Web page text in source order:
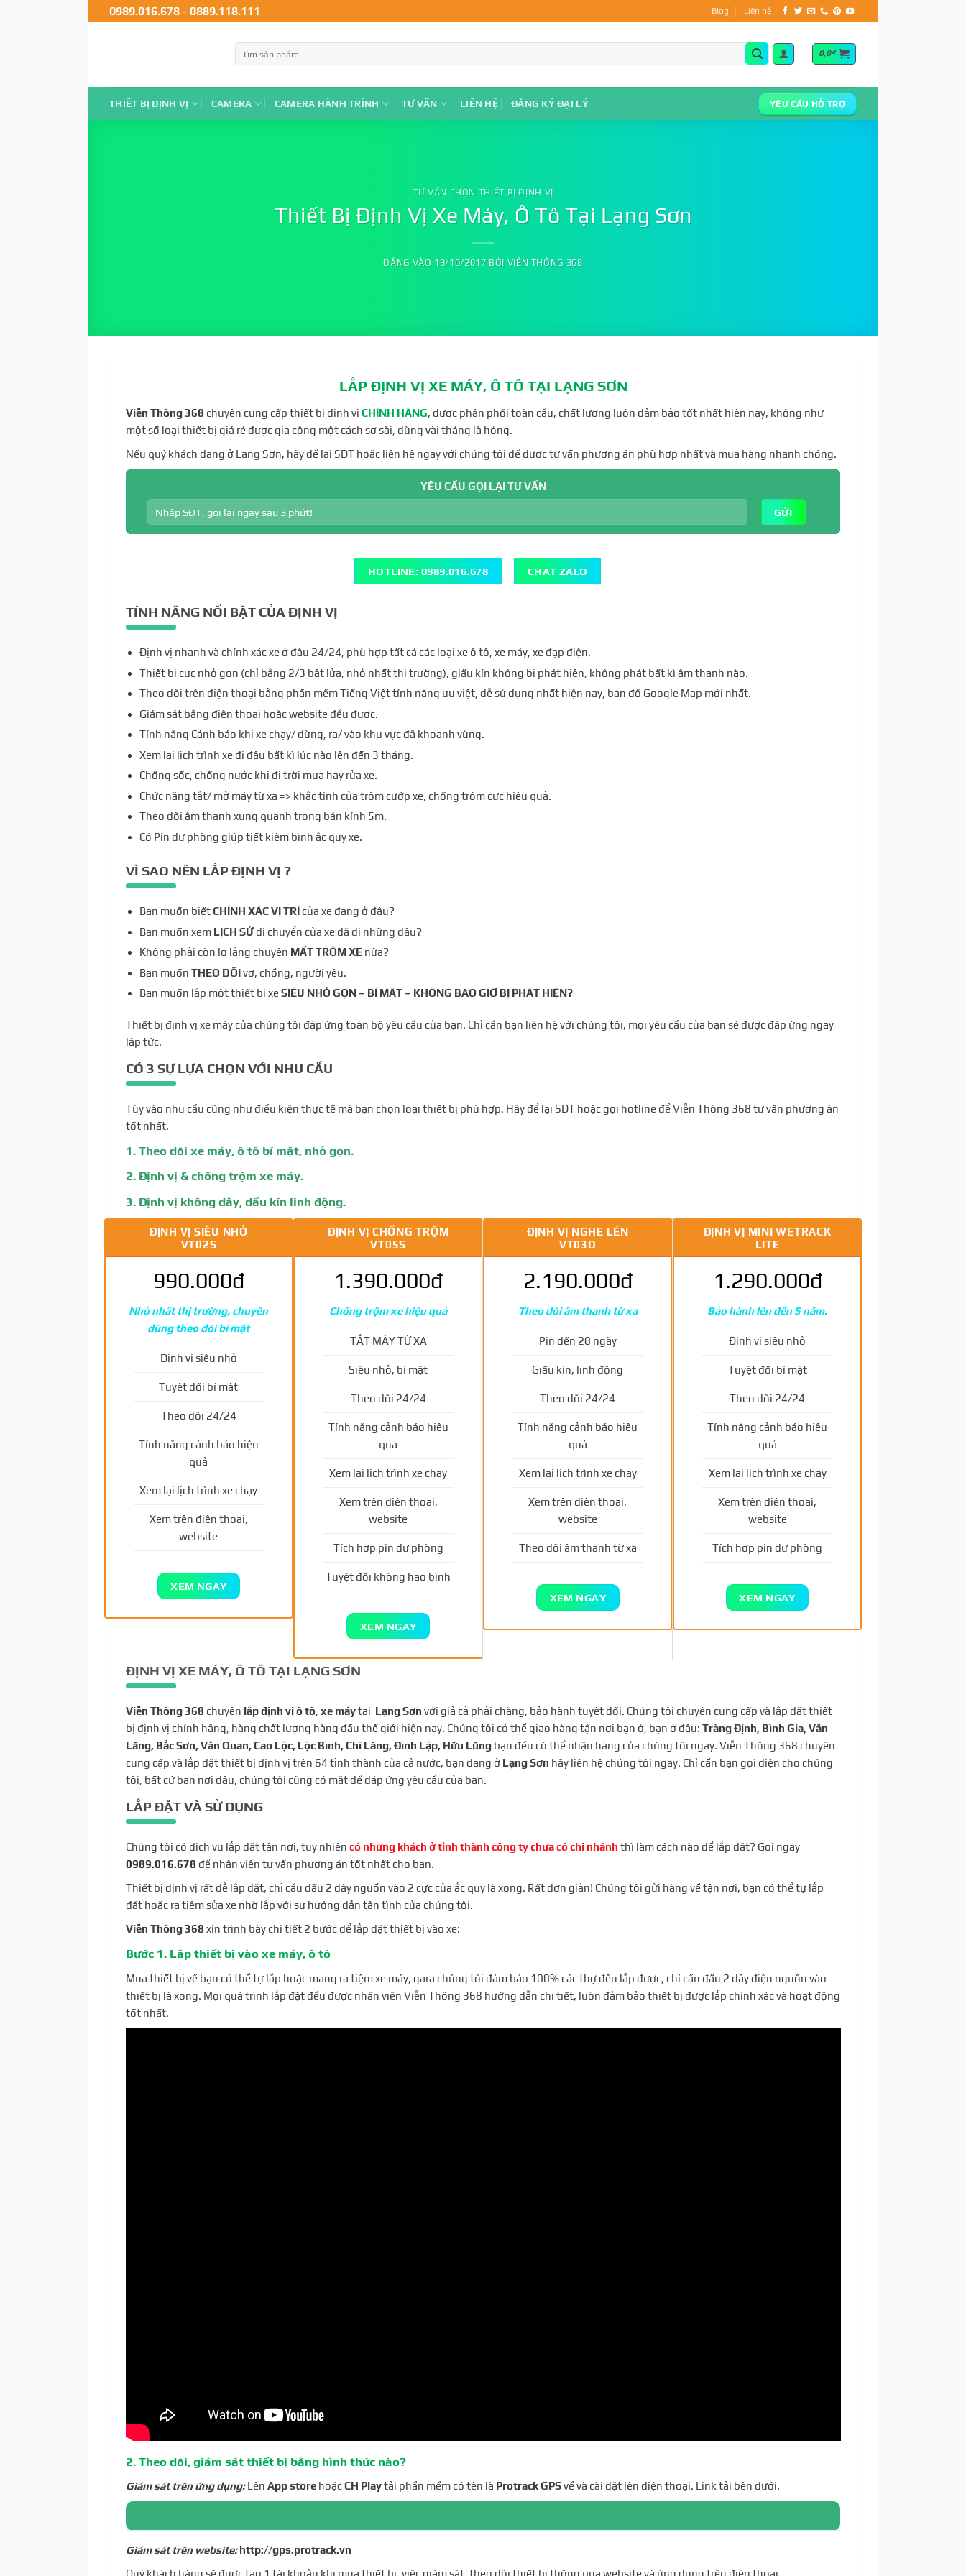
0989.016.678 - 0889.118.111 Blog Liên hệ
0,0₫
THIẾT BỊ ĐỊNH VỊ CAMERA CAMERA HÀNH TRÌNH TƯ VẤN LIÊN HỆ ĐĂNG KÝ ĐẠI LÝ YÊU CẦU HỖ TRỢ
TƯ VẤN CHỌN THIẾT BỊ ĐỊNH VỊ
Thiết Bị Định Vị Xe Máy, Ô Tô Tại Lạng Sơn
ĐĂNG VÀO 19/10/2017 BỞI VIỄN THÔNG 368
LẮP ĐỊNH VỊ XE MÁY, Ô TÔ TẠI LẠNG SƠN
Viễn Thông 368 chuyên cung cấp thiết bị định vị CHÍNH HÃNG, được phân phối toàn cầu, chất lượng luôn đảm bảo tốt nhất hiện nay, không như
một số loại thiết bị giá rẻ được gia công một cách sơ sài, dùng vài tháng là hỏng.
Nếu quý khách đang ở Lạng Sơn, hãy để lại SĐT hoặc liên hệ ngay với chúng tôi để được tư vấn phương án phù hợp nhất và mua hàng nhanh chóng.
YÊU CẦU GỌI LẠI TƯ VẤN
HOTLINE: 0989.016.678 CHAT ZALO
TÍNH NĂNG NỔI BẬT CỦA ĐỊNH VỊ
Định vị nhanh và chính xác xe ở đâu 24/24, phù hợp tất cả các loại xe ô tô, xe máy, xe đạp điện.
Thiết bị cực nhỏ gọn (chỉ bằng 2/3 bật lửa, nhỏ nhất thị trường), giấu kín không bị phát hiện, không phát bất kì âm thanh nào.
Theo dõi trên điện thoại bằng phần mềm Tiếng Việt tính năng ưu việt, dễ sử dụng nhất hiện nay, bản đồ Google Map mới nhất.
Giám sát bằng điện thoại hoặc website đều được.
Tính năng Cảnh báo khi xe chạy/ dừng, ra/ vào khu vực đã khoanh vùng.
Xem lại lịch trình xe đi đâu bất kì lúc nào lên đến 3 tháng.
Chống sốc, chống nước khi đi trời mưa hay rửa xe.
Chức năng tắt/ mở máy từ xa => khắc tinh của trộm cướp xe, chống trộm cực hiệu quả.
Theo dõi âm thanh xung quanh trong bán kính 5m.
Có Pin dự phòng giúp tiết kiệm bình ắc quy xe.
VÌ SAO NÊN LẮP ĐỊNH VỊ ?
Bạn muốn biếtCHÍNH XÁC VỊ TRÍ của xe đang ở đâu?
Bạn muốn xem LỊCH SỬdi chuyển của xe đã đi những đâu?
Không phải còn lo lắng chuyện MẤT TRỘM XE nữa?
Bạn muốnTHEO DÕIvợ, chồng, người yêu.
Bạn muốn lắp một thiết bị xeSIÊU NHỎ GỌN – BÍ MÂT – KHÔNG BAO GIỜ BỊ PHÁT HIỆN?
Thiết bị định vị xe máy của chúng tôi đáp ứng toàn bộ yêu cầu của bạn. Chỉ cần bạn liên hệ với chúng tôi, mọi yêu cầu của bạn sẽ được đáp ứng ngay
lập tức.
CÓ 3 SỰ LỰA CHỌN VỚI NHU CẦU
Tùy vào nhu cầu cũng như điều kiện thực tế mà bạn chọn loại thiết bị phù hợp. Hãy để lại SDT hoặc gọi hotline để Viễn Thông 368 tư vấn phương án
tốt nhất.
1. Theo dõi xe máy, ô tô bí mật, nhỏ gọn.
2. Định vị & chống trộm xe máy.
3. Định vị không dây, dấu kín linh động.
ĐỊNH VỊ SIÊU NHỎ
VT02S
990.000đ
Nhỏ nhất thị trường, chuyên
dùng theo dõi bí mật
Định vị siêu nhỏ
Tuyệt đối bí mật
Theo dõi 24/24
Tính năng cảnh báo hiệu
quả
Xem lại lịch trình xe chạy
Xem trên điện thoại,
website
XEM NGAY
ĐỊNH VỊ CHỐNG TRỘM
VT05S
1.390.000đ
Chống trộm xe hiệu quả
TẮT MÁY TỪ XA
Siêu nhỏ, bí mật
Theo dõi 24/24
Tính năng cảnh báo hiệu
quả
Xem lại lịch trình xe chạy
Xem trên điện thoại,
website
Tích hợp pin dự phòng
Tuyệt đối không hao bình
XEM NGAY
ĐỊNH VỊ NGHE LÉN
VT03D
2.190.000đ
Theo dõi âm thanh từ xa
Pin đến 20 ngày
Giấu kín, linh động
Theo dõi 24/24
Tính năng cảnh báo hiệu
quả
Xem lại lịch trình xe chạy
Xem trên điện thoại,
website
Theo dõi âm thanh từ xa
XEM NGAY
ĐỊNH VỊ MINI WETRACK
LITE
1.290.000đ
Bảo hành lên đến 5 năm.
Định vị siêu nhỏ
Tuyệt đối bí mật
Theo dõi 24/24
Tính năng cảnh báo hiệu
quả
Xem lại lịch trình xe chạy
Xem trên điện thoại,
website
Tích hợp pin dự phòng
XEM NGAY
ĐỊNH VỊ XE MÁY, Ô TÔ TẠI LẠNG SƠN
Viễn Thông 368 chuyên lắp định vị ô tô, xe máytại Lạng Sơn với giả cả phải chăng, bảo hành tuyệt đối. Chúng tôi chuyên cung cấp và lắp đặt thiết
bị định vị chính hãng, hàng chất lượng hàng đầu thế giới hiện nay. Chúng tôi có thể giao hàng tận nơi bạn ở, bạn ở đâu: Tràng Định, Bình Gia, Văn
Lãng, Bắc Sơn, Văn Quan, Cao Lộc, Lộc Bình, Chi Lăng, Đình Lập, Hữu Lũngbạn đều có thể nhận hàng của chúng tôi ngay. Viễn Thông 368 chuyên
cung cấp và lắp đặt thiết bị định vị trên 64 tỉnh thành của cả nước, bạn đang ởLạng Sơn hãy liên hệ chúng tôi ngay. Chỉ cần bạn gọi điện cho chúng
tôi, bất cứ bạn nơi đâu, chúng tôi cũng có mặt để đáp ứng yêu cầu của bạn.
LẮP ĐẶT VÀ SỬ DỤNG
Chúng tôi có dịch vụ lắp đặt tận nơi, tuy nhiên có những khách ở tỉnh thành công ty chưa có chi nhánh thì làm cách nào để lắp đặt? Gọi ngay
0989.016.678 để nhân viên tư vấn phương án tốt nhất cho bạn.
Thiết bị định vị rất dễ lắp đặt, chỉ cầu đấu 2 dây nguồn vào 2 cực của ắc quy là xong. Rất đơn giản! Chúng tôi gửi hàng về tận nơi, bạn có thể tự lắp
đặt hoặc ra tiệm sửa xe nhờ lắp với sự hướng dẫn tận tình của chúng tôi.
Viễn Thông 368 xin trình bày chi tiết 2 bước để lắp đặt thiết bị vào xe:
Bước 1. Lắp thiết bị vào xe máy, ô tô
Mua thiết bị về bạn có thể tự lắp hoặc mang ra tiệm xe máy, gara chúng tôi đảm bảo 100% các thợ đều lắp được, chỉ cần đấu 2 dây điện nguồn vào
thiết bị là xong. Mọi quá trình lắp đặt đều được nhân viên Viễn Thông 368 hướng dẫn chi tiết, luôn đảm bảo thiết bị được lắp chính xác và hoạt động
tốt nhất.
2. Theo dõi, giám sát thiết bị bằng hình thức nào?
Giám sát trên ứng dụng:Lên App storehoặcCH Playtải phần mềm có tên là Protrack GPSvề và cài đặt lên điện thoại. Link tải bên dưới.
Giám sát trên website:http://gps.protrack.vn